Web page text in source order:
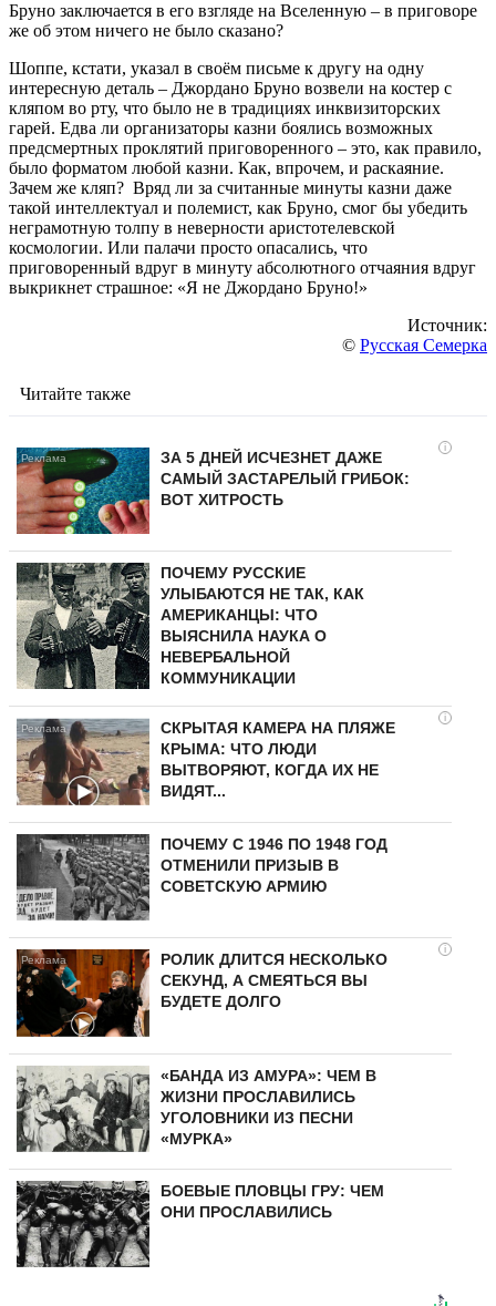
Бруно заключается в его взгляде на Вселенную – в приговоре
же об этом ничего не было сказано?
Шоппе, кстати, указал в своём письме к другу на одну
интересную деталь – Джордано Бруно возвели на костер с
кляпом во рту, что было не в традициях инквизиторских
гарей. Едва ли организаторы казни боялись возможных
предсмертных проклятий приговоренного – это, как правило,
было форматом любой казни. Как, впрочем, и раскаяние.
Зачем же кляп? Вряд ли за считанные минуты казни даже
такой интеллектуал и полемист, как Бруно, смог бы убедить
неграмотную толпу в неверности аристотелевской
космологии. Или палачи просто опасались, что
приговоренный вдруг в минуту абсолютного отчаяния вдруг
выкрикнет страшное: «Я не Джордано Бруно!»
Источник:
© Русская Семерка
Читайте также
i
ЗА 5 ДНЕЙ ИСЧЕЗНЕТ ДАЖЕ
САМЫЙ ЗАСТАРЕЛЫЙ ГРИБОК:
ВОТ ХИТРОСТЬ
ПОЧЕМУ РУССКИЕ
УЛЫБАЮТСЯ НЕ ТАК, КАК
АМЕРИКАНЦЫ: ЧТО
ВЫЯСНИЛА НАУКА О
НЕВЕРБАЛЬНОЙ
КОММУНИКАЦИИ
i
СКРЫТАЯ КАМЕРА НА ПЛЯЖЕ
КРЫМА: ЧТО ЛЮДИ
ВЫТВОРЯЮТ, КОГДА ИХ НЕ
ВИДЯТ...
ПОЧЕМУ С 1946 ПО 1948 ГОД
ОТМЕНИЛИ ПРИЗЫВ В
СОВЕТСКУЮ АРМИЮ
i
РОЛИК ДЛИТСЯ НЕСКОЛЬКО
СЕКУНД, А СМЕЯТЬСЯ ВЫ
БУДЕТЕ ДОЛГО
«БАНДА ИЗ АМУРА»: ЧЕМ В
ЖИЗНИ ПРОСЛАВИЛИСЬ
УГОЛОВНИКИ ИЗ ПЕСНИ
«МУРКА»
БОЕВЫЕ ПЛОВЦЫ ГРУ: ЧЕМ
ОНИ ПРОСЛАВИЛИСЬ